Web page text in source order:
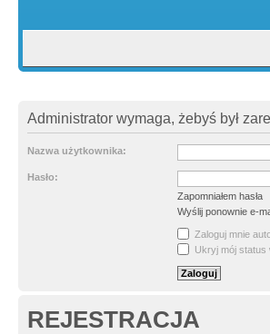
Administrator wymaga, żebyś był
Nazwa użytkownika:
Hasło:
Zapomniałem hasła
Wyślij ponownie e-
Zaloguj mnie
Ukryj mój status
REJESTRACJA